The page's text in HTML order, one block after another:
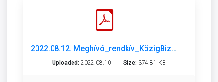
2022.08.12. Meghívó_rendkív_KözigBiz_2022-08-12.pdf
Uploaded: 2022.08.10 Size: 374.81 KB